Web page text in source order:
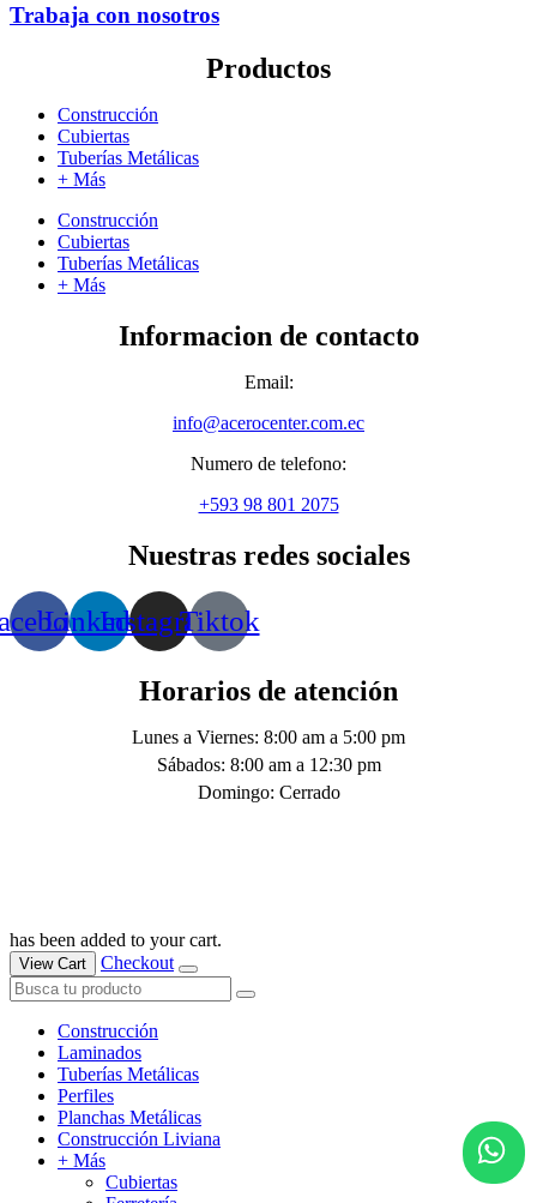
Trabaja con nosotros
Productos
Construcción
Cubiertas
Tuberías Metálicas
+ Más
Construcción
Cubiertas
Tuberías Metálicas
+ Más
Informacion de contacto
Email:
info@acerocenter.com.ec
Numero de telefono:
+593 98 801 2075
Nuestras redes sociales
LinkedinInstagramTiktok
Horarios de atención
Lunes a Viernes: 8:00 am a 5:00 pm
Sábados: 8:00 am a 12:30 pm
Domingo: Cerrado
has been added to your cart.
View Cart Checkout
Construcción
Laminados
Tuberías Metálicas
Perfiles
Planchas Metálicas
Construcción Liviana
+ Más
Cubiertas